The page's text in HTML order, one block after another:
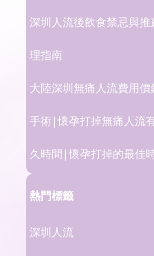
深圳人流後飲食禁忌與
理指南
大陸深圳無痛人流費用
手術|懷孕打掉無痛人流
久時間|懷孕打掉的最佳
熱門標籤
深圳人流